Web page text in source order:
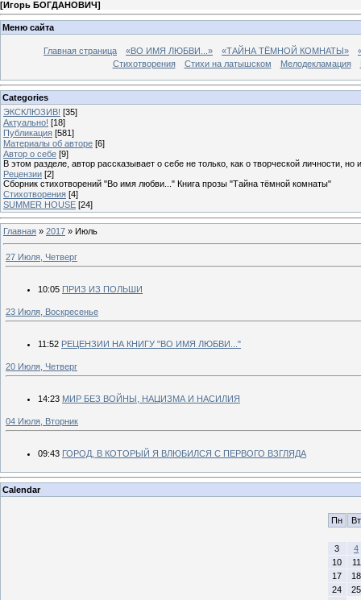
[Игорь БОГДАНОВИЧ]
Меню сайта
Главная страница «ВО ИМЯ ЛЮБВИ...» «ТАЙНА ТЁМНОЙ КОМНАТЫ»
Стихотворения
Стихи на латышском Мелодекламация
Categories
ЭКСКЛЮЗИВ! [35]
Актуально! [18]
Публикация [581]
Материалы об авторе [6]
Автор о себе [9]
В этом разделе, автор рассказывает о себе не только, как о творческой личности,
Рецензии [2]
Сборник стихотворений "Во имя любви..." Книга прозы "Тайна тёмной комнаты"
Стихотворения [4]
SUMMER HOUSE [24]
Главная » 2017 » Июль
27 Июля, Четверг
10:05 ПРИЗ ИЗ ПОЛЬШИ
23 Июля, Воскресенье
11:52 РЕЦЕНЗИИ НА КНИГУ "ВО ИМЯ ЛЮБВИ..."
20 Июля, Четверг
14:23 МИР БЕЗ ВОЙНЫ, НАЦИЗМА И НАСИЛИЯ
04 Июля, Вторник
09:43 ГОРОД, В КОТОРЫЙ Я ВЛЮБИЛСЯ С ПЕРВОГО ВЗГЛЯДА
Calendar
Пн Вт
3
4
10
11
17
18
24
25